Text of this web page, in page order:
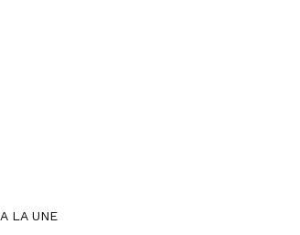
A LA UNE